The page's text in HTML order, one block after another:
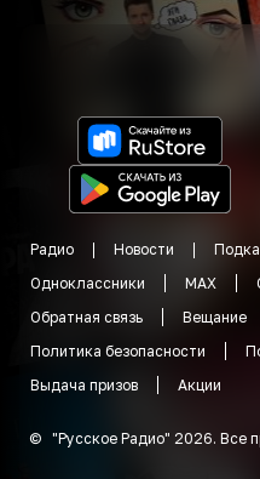
Радио Новости
Одноклассники
MAX
Обратная связь
Вещание
Политика безопасности
Выдача призов
Акции
© "Русское Радио" 2026. Все